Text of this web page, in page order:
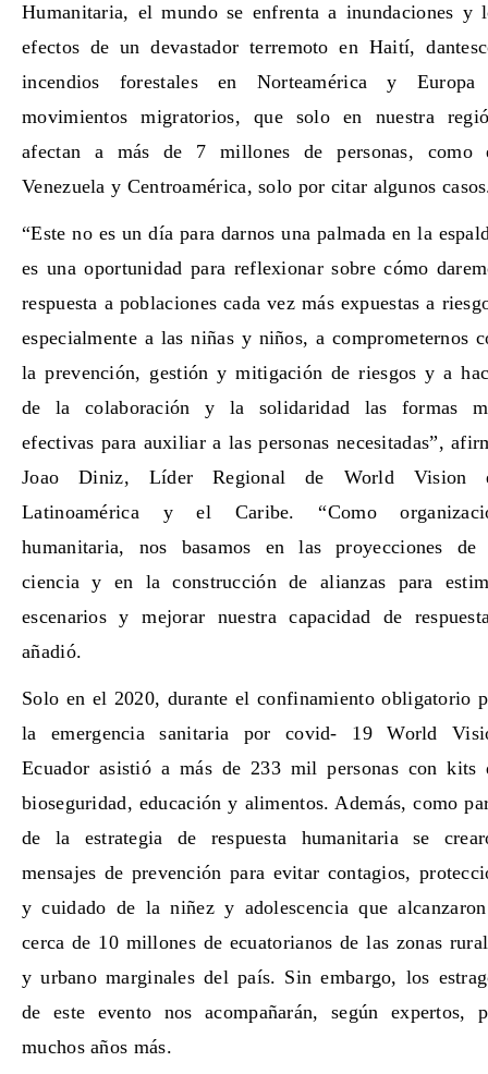
Humanitaria, el mundo se enfrenta a inundaciones y
efectos de un devastador terremoto en Haití,
incendios forestales en Norteamérica y
movimientos migratorios, que solo en nuestra
afectan a más de 7 millones de personas, como
Venezuela y Centroamérica, solo por citar algunos
“Este no es un día para darnos una palmada en la
es una oportunidad para reflexionar sobre cómo
respuesta a poblaciones cada vez más expuestas a
especialmente a las niñas y niños, a comprometernos
la prevención, gestión y mitigación de riesgos y a
de la colaboración y la solidaridad las formas
efectivas para auxiliar a las personas necesitadas”,
Joao Diniz, Líder Regional de World Vision
Latinoamérica y el Caribe. “Como
humanitaria, nos basamos en las proyecciones de
ciencia y en la construcción de alianzas para
escenarios y mejorar nuestra capacidad de
añadió.
Solo en el 2020, durante el confinamiento obligatorio
la emergencia sanitaria por covid- 19 World
Ecuador asistió a más de 233 mil personas con kits
bioseguridad, educación y alimentos. Además, como
de la estrategia de respuesta humanitaria se
mensajes de prevención para evitar contagios,
y cuidado de la niñez y adolescencia que
cerca de 10 millones de ecuatorianos de las zonas
y urbano marginales del país. Sin embargo, los
de este evento nos acompañarán, según expertos,
muchos años más.